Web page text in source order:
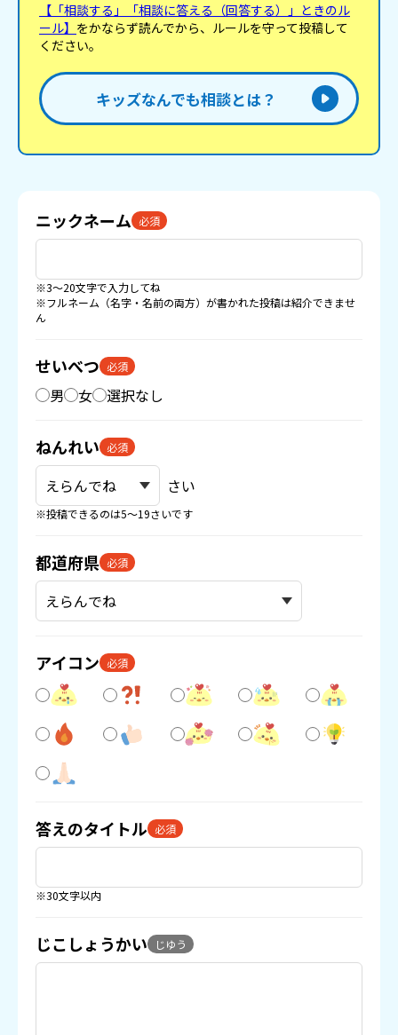
【「相談する」「相談に答える（回答する）」ときのル
ール】 をかならず読んでから、ルールを守って投稿して
ください。
キッズなんでも相談とは？
ニックネーム 必須
※3〜20文字で入力してね
※フルネーム（名字・名前の両方）が書かれた投稿は紹介できませ
ん
せいべつ 必須
男 女 選択なし
ねんれい 必須
さい
※投稿できるのは5〜19さいです
都道府県 必須
アイコン 必須
答えのタイトル 必須
※30文字以内
じこしょうかい じゆう